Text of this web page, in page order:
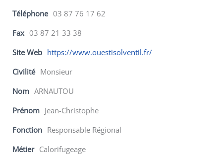
Téléphone 03 87 76 17 62
Fax 03 87 21 33 38
Site Web https://www.ouestisolventil.fr/
Civilité Monsieur
Nom ARNAUTOU
Prénom Jean-Christophe
Fonction Responsable Régional
Métier Calorifugeage